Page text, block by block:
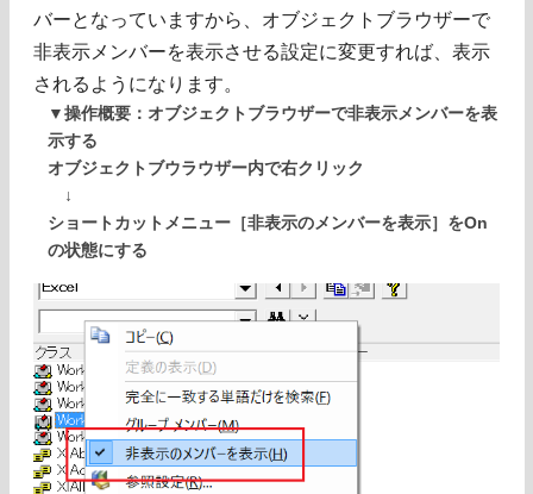
バーとなっていますから、オブジェクトブラウザーで
非表示メンバーを表示させる設定に変更すれば、表示
されるようになります。
▼操作概要：オブジェクトブラウザーで非表示メンバーを表
示する
オブジェクトブウラウザー内で右クリック
↓
ショートカットメニュー［非表示のメンバーを表示］をOn
の状態にする